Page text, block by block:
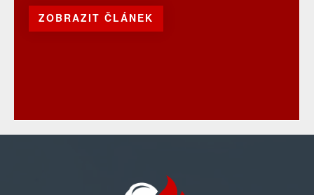
ZOBRAZIT ČLÁNEK